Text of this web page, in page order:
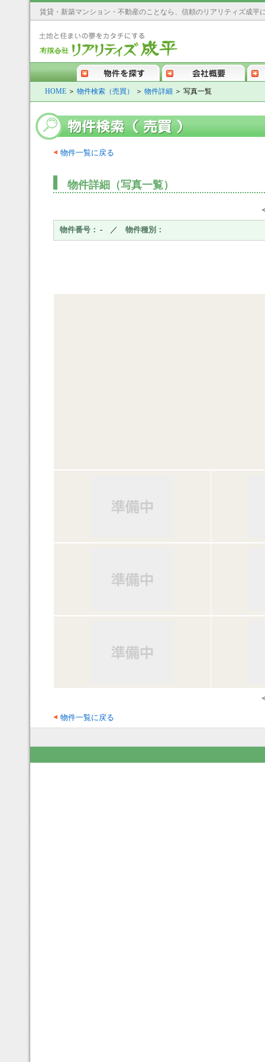
賃貸・新築マンション・不動産のことなら、信頼のリアリティズ成平
会社概要 契約までの流れ アクセス
HOME ＞ 物件検索（売買） ＞ 物件詳細 ＞ 写真一覧
物件一覧に戻る
物件詳細（写真一覧）
物件番号： - ／ 物件種別：
物件一覧に戻る